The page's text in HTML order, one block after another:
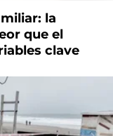
la
que el
clave